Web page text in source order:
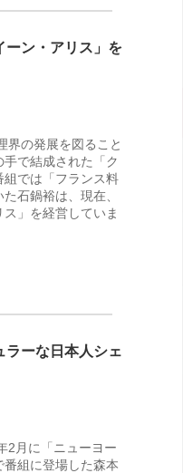
ーン・アリス」を
界の発展を図ること
で結成された「ク
組では「フランス料
石鍋裕は、現在、
」を経営していま
ラーな日本人シェ
2月に「ニューヨー
組に登場した森本